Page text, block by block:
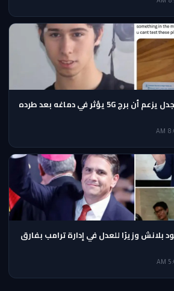
طالب كورنيل المثير للجدل يزعم أن برج 5G يؤثر في دماغه بعد طرده
وزيرًا للعدل في إدارة ترامب بفارق